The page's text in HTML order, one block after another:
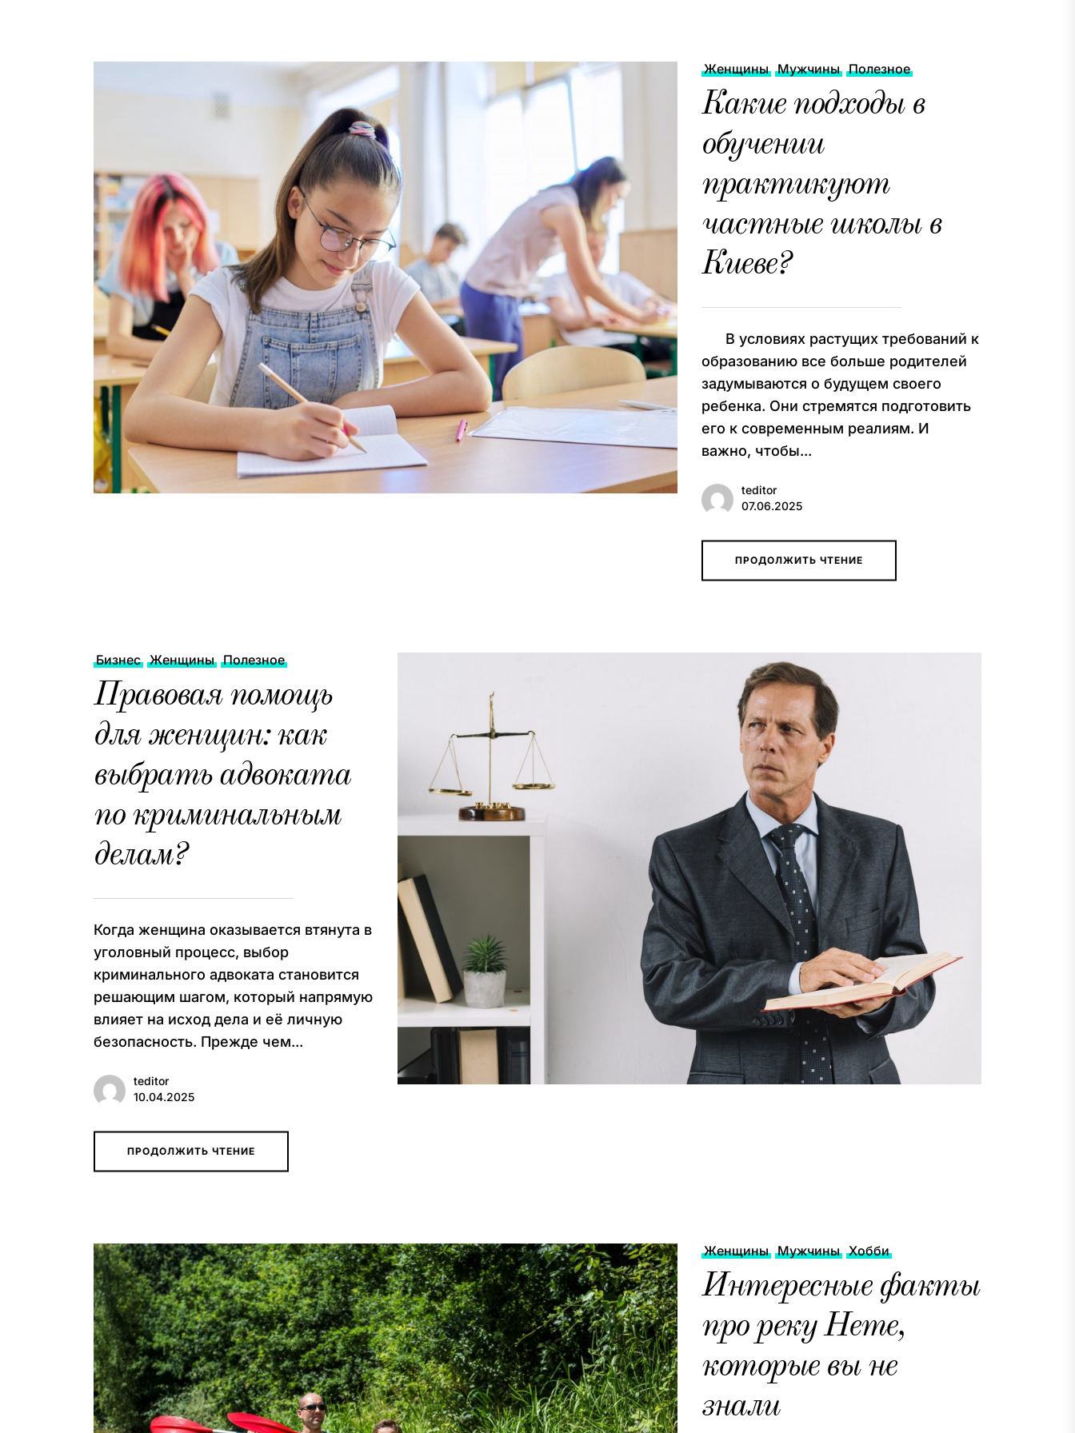
Женщины Мужчины Полезное
Какие подходы в
обучении
практикуют
частные школы в
Киеве?
В условиях растущих требований к
образованию все больше родителей
задумываются о будущем своего
ребенка. Они стремятся подготовить
его к современным реалиям. И
важно, чтобы...
teditor
07.06.2025
ПРОДОЛЖИТЬ ЧТЕНИЕ
Бизнес Женщины Полезное
Правовая помощь
для женщин: как
выбрать адвоката
по криминальным
делам?
Когда женщина оказывается втянута в
уголовный процесс, выбор
криминального адвоката становится
решающим шагом, который напрямую
влияет на исход дела и её личную
безопасность. Прежде чем...
teditor
10.04.2025
ПРОДОЛЖИТЬ ЧТЕНИЕ
Женщины Мужчины Хобби
Интересные факты
про реку Нете,
которые вы не
знали